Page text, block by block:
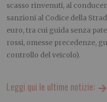
scasso rinvenuti, al
sanzioni al Codice della
euro, tra cui guida senza
rossi, omesse precedenze,
controllo del veicolo).
Leggi qui le ultime notizie: